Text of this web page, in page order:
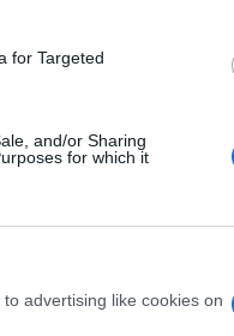
for Targeted
and/or Sharing
for which it
advertising like cookies on
ΜΜ
...
μαθητές της